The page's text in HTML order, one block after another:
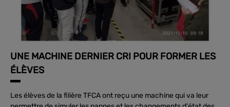
UNE MACHINE DERNIER CRI POUR FORMER LES
ÉLÈVES
Les élèves de la filière TFCA ont reçu une machine qui va leur